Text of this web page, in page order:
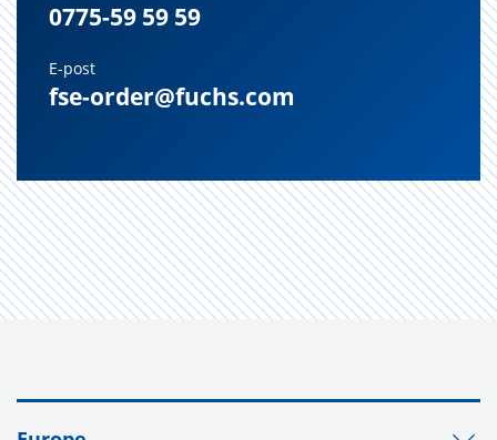
0775-59 59 59
E-post
fse-order@fuchs.com